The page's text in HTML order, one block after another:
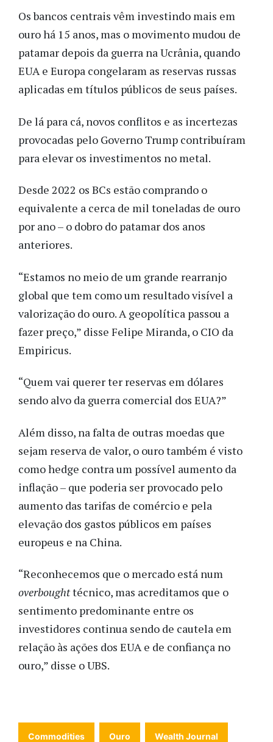
Os bancos centrais vêm investindo mais em
ouro há 15 anos, mas o movimento mudou de
patamar depois da guerra na Ucrânia, quando
EUA e Europa congelaram as reservas russas
aplicadas em títulos públicos de seus países.
De lá para cá, novos conflitos e as incertezas
provocadas pelo Governo Trump contribuíram
para elevar os investimentos no metal.
Desde 2022 os BCs estão comprando o
equivalente a cerca de mil toneladas de ouro
por ano – o dobro do patamar dos anos
anteriores.
“Estamos no meio de um grande rearranjo
global que tem como um resultado visível a
valorização do ouro. A geopolítica passou a
fazer preço,” disse Felipe Miranda, o CIO da
Empiricus.
“Quem vai querer ter reservas em dólares
sendo alvo da guerra comercial dos EUA?”
Além disso, na falta de outras moedas que
sejam reserva de valor, o ouro também é visto
como hedge contra um possível aumento da
inflação – que poderia ser provocado pelo
aumento das tarifas de comércio e pela
elevação dos gastos públicos em países
europeus e na China.
“Reconhecemos que o mercado está num
overboughttécnico, mas acreditamos que o
sentimento predominante entre os
investidores continua sendo de cautela em
relação às ações dos EUA e de confiança no
ouro,” disse o UBS.
Commodities Ouro Wealth Journal